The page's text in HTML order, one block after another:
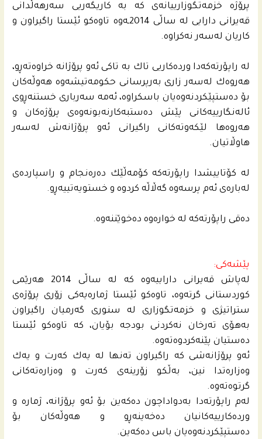
پرۆژه‌ خزمه‌تگوزارییانه‌ى كه‌ به‌ كاریگه‌ریی سه‌رهه‌ڵدانى
قه‌یرانى دارایی له‌ ساڵی 2014ـه‌وه‌ تاوه‌كو ئێستا راگیراون و
كاریان له‌سه‌ر نه‌كراوه‌.
له‌ راپۆرته‌كه‌دا ورده‌كاریی تاك به‌ تاكى ئه‌و پرۆژانه‌ خراوه‌ته‌ڕو،
هه‌روه‌ك له‌سه‌ر زارى به‌رپرسانى حكومه‌تیشه‌وه‌ هه‌وڵه‌كان
بۆ ده‌ستپێكردنه‌وه‌یان باسكراوه‌، ئه‌مه‌ سه‌ربارى خستنه‌ڕوى
ئاله‌نگارییه‌كانى پێش ده‌ستبه‌كارنه‌بونه‌وه‌ى پرۆژه‌كان و
هه‌روه‌ها لێكه‌وته‌كانى راگیرانى ئه‌و پرۆژانه‌ش له‌سه‌ر
هاوڵاتیان.
له‌ كۆتاییشدا راپۆرته‌كه‌ كۆمه‌ڵێك ده‌ره‌نجام و راسپارده‌ى
له‌باره‌ى ئه‌م پرسه‌وه‌ گه‌ڵاڵه‌ كردوه‌ و خستویه‌تییه‌ڕو.
ده‌قی راپۆرته‌كه‌ له‌ خواره‌وه‌ ده‌خوێننه‌وه‌.
پێشه‌كى:
له‌پاش قه‌یرانى داراییه‌وه‌ كه‌ له‌ ساڵى 2014 هه‌رێمى
كوردستانى گرته‌وه‌، تاوه‌كو ئێستا ژماره‌یه‌كى زۆرى پرۆژه‌ى
ستراتیژى و خزمه‌تگوزارى له‌ سنورى گه‌رمیان راگیراون
به‌هۆى ته‌رخان نه‌كردنى بودجه‌ بۆیان، كه‌ تاوه‌كو ئێستا
ده‌ستیان پێنه‌كردوه‌ته‌وه‌.
ئه‌و پرۆژانه‌شى كه‌ راگیراون ته‌نها له‌ یه‌ك كه‌رت و یه‌ك
وه‌زاره‌تدا نین، به‌ڵكو زۆرینه‌ى كه‌رت و وه‌زاره‌ته‌كانى
گرتوه‌ته‌وه‌.
له‌م راپۆرته‌دا به‌دواداچون ده‌كه‌ین بۆ ئه‌و پرۆژانه‌، ژماره‌ و
ورده‌كارییه‌كانیان ده‌خه‌ینه‌ڕو و هه‌وڵه‌كان بۆ
ده‌ستپێكردنه‌وه‌یان باس ده‌كه‌ین.